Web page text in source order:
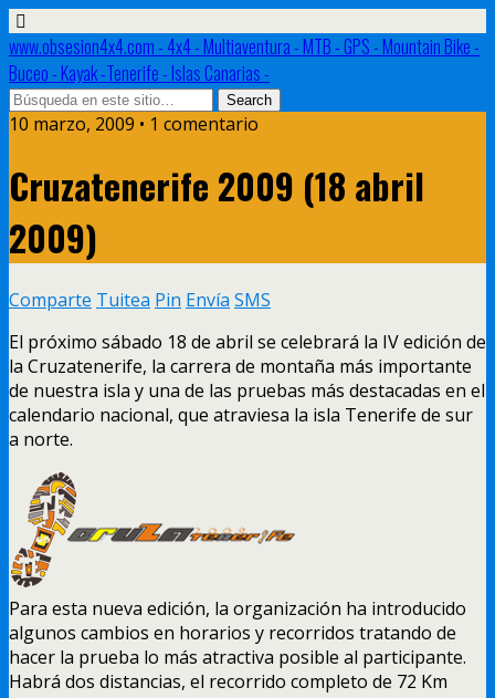
www.obsesion4x4.com - 4x4 - Multiaventura - MTB - GPS - Mountain Bike -
Buceo - Kayak -Tenerife - Islas Canarias -
10 marzo, 2009 • 1 comentario
Cruzatenerife 2009 (18 abril
2009)
Comparte Tuitea Pin Envía SMS
El próximo sábado 18 de abril se celebrará la IV edición de
la Cruzatenerife, la carrera de montaña más importante
de nuestra isla y una de las pruebas más destacadas en el
calendario nacional, que atraviesa la isla Tenerife de sur
a norte.
Para esta nueva edición, la organización ha introducido
algunos cambios en horarios y recorridos tratando de
hacer la prueba lo más atractiva posible al participante.
Habrá dos distancias, el recorrido completo de 72 Km